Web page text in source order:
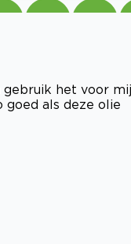
gebruik het voor
als deze olie